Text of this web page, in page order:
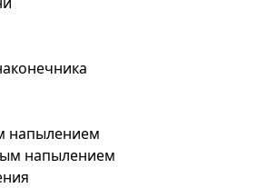
напылением
напылением